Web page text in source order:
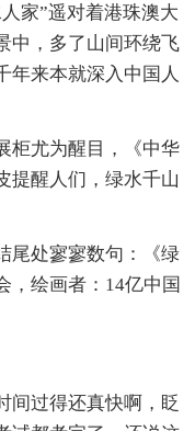
家”遥对着港珠澳大
中，多了山间环绕飞
年来本就深入中国人
柜尤为醒目，《中华
提醒人们，绿水千山
尾处寥寥数句：《绿
，绘画者：14亿中国
间过得还真快啊，眨